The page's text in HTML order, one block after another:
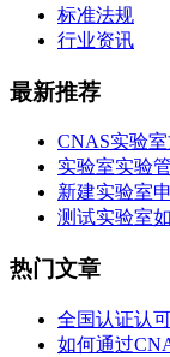
标准法规
行业资讯
最新推荐
CNAS实验
实验室实验
新建实验室
测试实验室
热门文章
全国认证认
如何通过